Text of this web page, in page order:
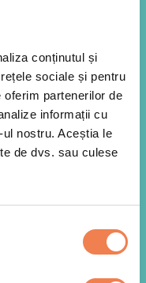
conținutul și
sociale și pentru
partenerilor de
informații cu
nostru. Aceștia le
de dvs. sau culese